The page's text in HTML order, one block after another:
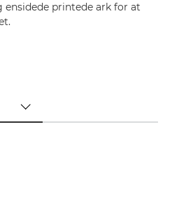
printede ark for at
TOGGLE MENU